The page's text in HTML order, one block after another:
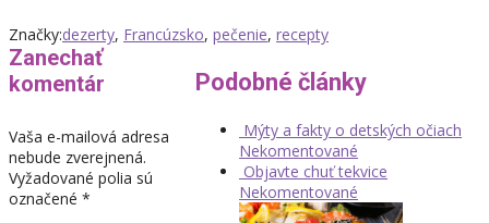
Značky:dezerty, Francúzsko, pečenie, recepty
Podobné články
Mýty a fakty o detských očiach
Nekomentované
Objavte chuť tekvice
Nekomentované
Zanechať
komentár
Vaša e-mailová adresa
nebude zverejnená.
Vyžadované polia sú
označené *